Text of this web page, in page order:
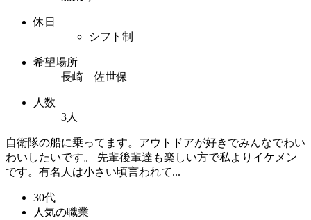
休日
シフト制
希望場所
長崎 佐世保
人数
3人
自衛隊の船に乗ってます。アウトドアが好きでみんなでわい
わいしたいです。 先輩後輩達も楽しい方で私よりイケメン
です。有名人は小さい頃言われて...
30代
人気の職業